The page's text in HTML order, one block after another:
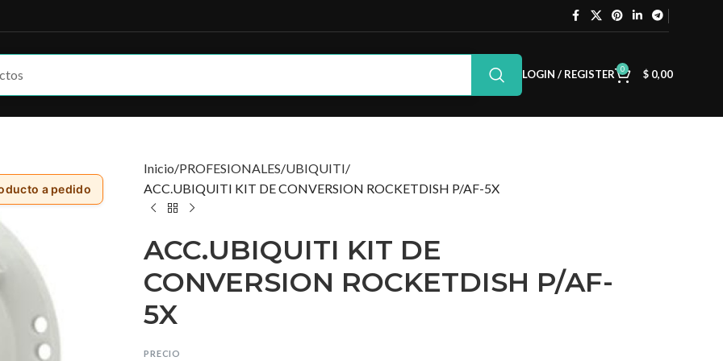
LOGIN / REGISTER 0 $0,00
a pedido
Inicio PROFESIONALES UBIQUITI
ACC.UBIQUITI KIT DE CONVERSION ROCKETDISH P/AF-5X
ACC.UBIQUITI KIT DE
CONVERSION ROCKETDISH P/AF-
5X
PRECIO